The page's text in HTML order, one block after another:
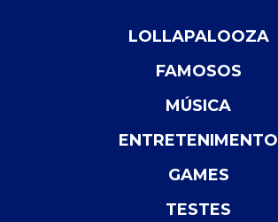
LOLLAPALOOZA
FAMOSOS
MÚSICA
ENTRETENIMENTO
GAMES
TESTES